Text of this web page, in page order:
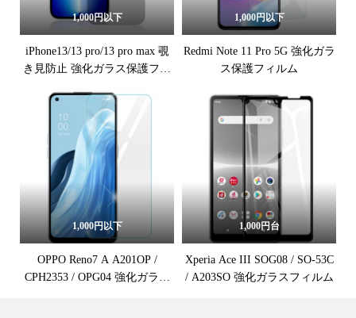
1,000円以下
iPhone13/13 pro/13 pro max 覗
き見防止 強化ガラス保護フィ
1,000円以下
Redmi Note 11 Pro 5G 強化ガラ
ス保護フィルム
1,000円以下
OPPO Reno7 A A201OP /
CPH2353 / OPG04 強化ガラス
1,000円台
Xperia Ace III SOG08 / SO-53C
/ A203SO 強化ガラスフィルム